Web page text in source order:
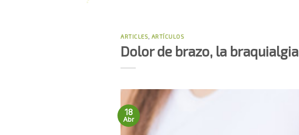
ARTICLES, ARTÍCULOS
Dolor de brazo, la braquialgia
18
Abr